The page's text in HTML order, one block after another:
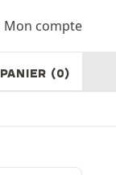
Mon compte
PANIER (0)